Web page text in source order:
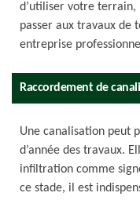
d’utiliser votre terrain,
passer aux travaux de
entreprise
Raccordement de
Une canalisation peut
d’année des travaux.
infiltration comme
ce stade, il est